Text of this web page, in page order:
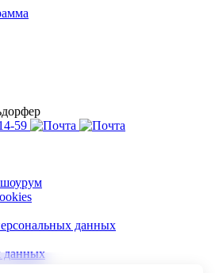
59
данных
данных